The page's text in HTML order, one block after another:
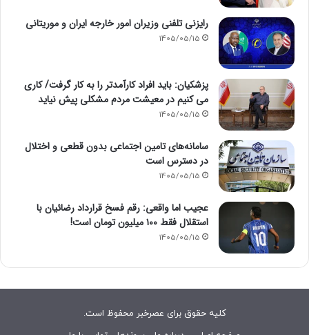
رایزنی تلفنی وزیران امور خارجه ایران و موریتانی
1405/05/15
پزشکیان: باید افراد کارآمدتر را به کار گرفت/ کاری
می کنیم در معیشت مردم مشکلی پیش نیاید
1405/05/15
سامانه‌های تامین اجتماعی بدون قطعی و اختلال
در دسترس است
1405/05/15
عجیب اما واقعی: رقم فسخ قرارداد رضائیان با
استقلال فقط ۱۰۰ میلیون تومان است!
1405/05/15
کلیه حقوق برای عصرخبر محفوظ است.